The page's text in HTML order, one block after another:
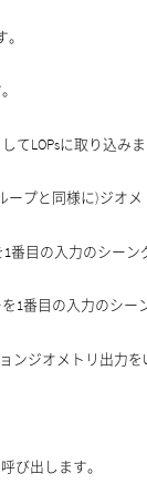
LOPsに取り込みま
ープと同様に)ジオ
目の入力のシーン
番目の入力のシー
ジオメトリ出力を
び出します。